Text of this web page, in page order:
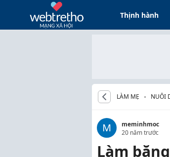
Thịnh hành
LÀM MẸ NUÔI
M
meminhmoc
20 năm trước
Làm